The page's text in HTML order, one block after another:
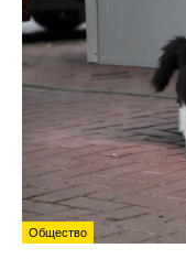
Общество